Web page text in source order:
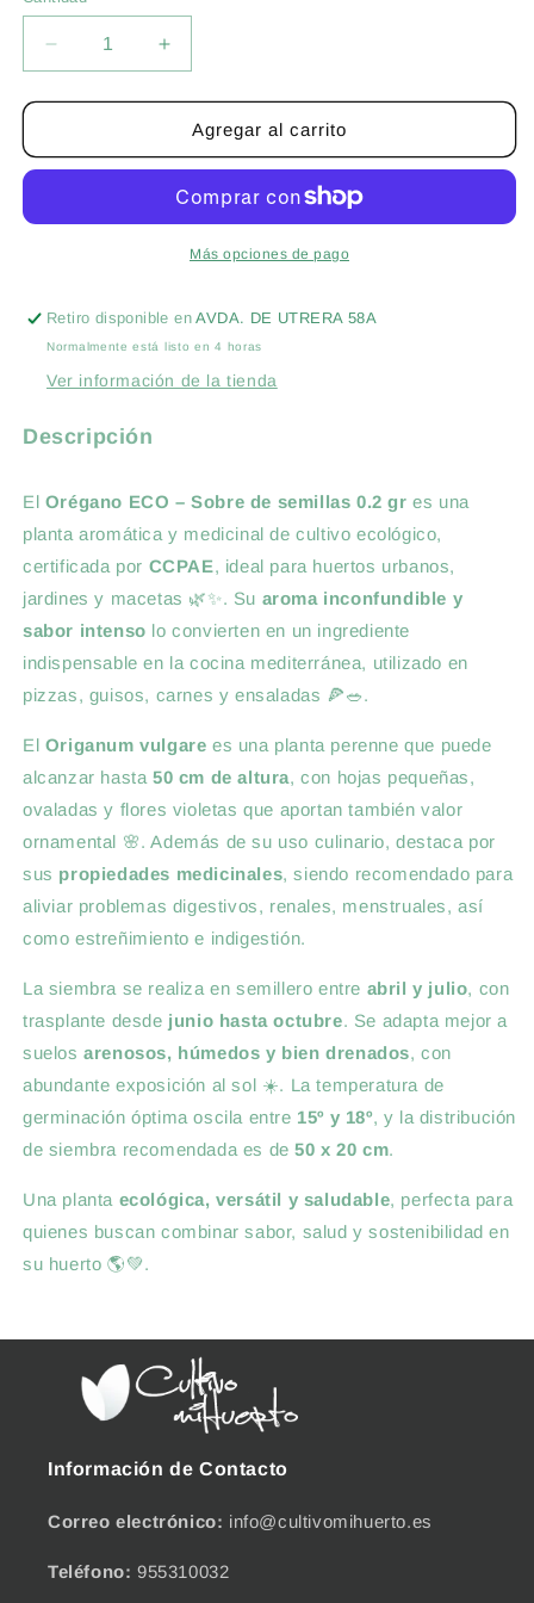
Reducir
cantidad
para
ECO
Aumentar
cantidad
para
OREGANO
ECO
Agregar al carrito
Más opciones de pago
Retiro disponible enAVDA. DE UTRERA 58A
Normalmente está listo en 4 horas
Ver información de la tienda
Descripción
El Orégano ECO – Sobre de semillas 0.2 gr es una
planta aromática y medicinal de cultivo ecológico,
certificada por CCPAE, ideal para huertos urbanos,
jardines y macetas 🌿✨. Su aroma inconfundible y
sabor intenso lo convierten en un ingrediente
indispensable en la cocina mediterránea, utilizado en
pizzas, guisos, carnes y ensaladas 🍕🥗.
El Origanum vulgare es una planta perenne que puede
alcanzar hasta 50 cm de altura, con hojas pequeñas,
ovaladas y flores violetas que aportan también valor
ornamental 🌸. Además de su uso culinario, destaca por
sus propiedades medicinales, siendo recomendado para
aliviar problemas digestivos, renales, menstruales, así
como estreñimiento e indigestión.
La siembra se realiza en semillero entre abril y julio, con
trasplante desde junio hasta octubre. Se adapta mejor a
suelosarenosos, húmedos y bien drenados, con
abundante exposición al sol ☀️. La temperatura de
germinación óptima oscila entre 15º y 18º, y la distribución
de siembra recomendada es de50 x 20 cm.
Una planta ecológica, versátil y saludable, perfecta para
quienes buscan combinar sabor, salud y sostenibilidad en
su huerto 🌎💚.
Información de Contacto
Correo electrónico: info@cultivomihuerto.es
Teléfono: 955310032